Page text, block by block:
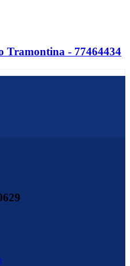
Tramontina - 77464434